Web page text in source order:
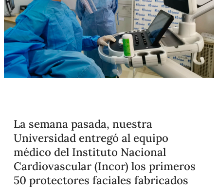
La semana pasada, nuestra
Universidad entregó al equipo
médico del Instituto Nacional
Cardiovascular (Incor) los primeros
50 protectores faciales fabricados